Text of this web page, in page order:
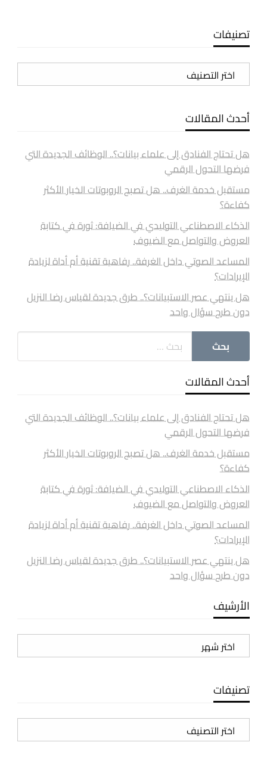
تصنيفات
تصنيفات
أحدث المقالات
هل تحتاج الفنادق إلى علماء بيانات؟.. الوظائف الجديدة التي
فرضها التحول الرقمي
مستقبل خدمة الغرف.. هل تصبح الروبوتات الخيار الأكثر
كفاءة؟
الذكاء الاصطناعي التوليدي في الضيافة: ثورة في كتابة
العروض والتواصل مع الضيوف
المساعد الصوتي داخل الغرفة.. رفاهية تقنية أم أداة لزيادة
الإيرادات؟
هل ينتهي عصر الاستبيانات؟.. طرق جديدة لقياس رضا النزيل
دون طرح سؤال واحد
أحدث المقالات
هل تحتاج الفنادق إلى علماء بيانات؟.. الوظائف الجديدة التي
فرضها التحول الرقمي
مستقبل خدمة الغرف.. هل تصبح الروبوتات الخيار الأكثر
كفاءة؟
الذكاء الاصطناعي التوليدي في الضيافة: ثورة في كتابة
العروض والتواصل مع الضيوف
المساعد الصوتي داخل الغرفة.. رفاهية تقنية أم أداة لزيادة
الإيرادات؟
هل ينتهي عصر الاستبيانات؟.. طرق جديدة لقياس رضا النزيل
دون طرح سؤال واحد
الأرشيف
الأرشيف
تصنيفات
تصنيفات